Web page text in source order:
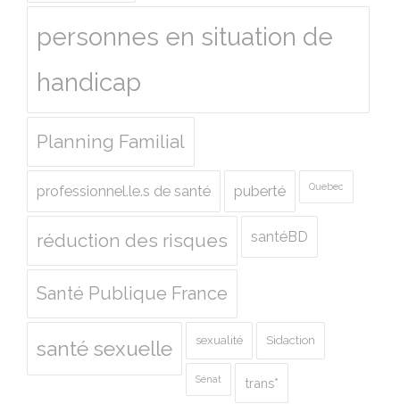
personnes en situation de
handicap
Planning Familial
professionnel.le.s de santé puberté Quebec
réduction des risques santéBD
Santé Publique France
santé sexuelle sexualité Sidaction
Sénat trans*